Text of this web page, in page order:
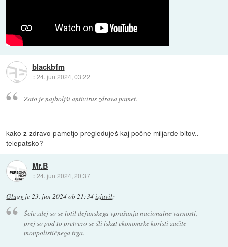
blackbfm
::24. jun 2024, 03:22
Zato je najboljši antivirus zdrava pamet.
kako z zdravo pametjo pregleduješ kaj počne miljarde bitov..
telepatsko?
Mr.B
::24. jun 2024, 20:37
Glugy je23. jun 2024 ob 21:34izjavil:
Šele zdej so se lotil dejanskega vprašanja nacionalne varnosti,
prej so pod to pretvezo se šli iskat ekonomske koristi začite
monpolističnega trga.